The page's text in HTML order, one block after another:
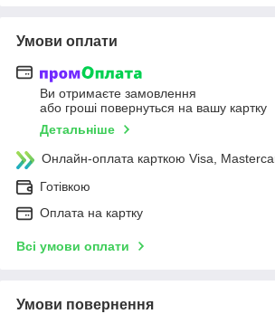
Умови оплати
Ви отримаєте замовлення
або гроші повернуться на вашу картку
Детальніше
Онлайн-оплата карткою Visa,
Готівкою
Оплата на картку
Всі умови оплати
Умови повернення